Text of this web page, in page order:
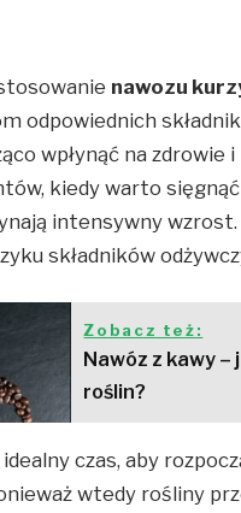
nawozu
odpowiednich
wpłynąć na zdrowie
kiedy warto
intensywny
składników
Zobacz też:
Nawóz z kawy
roślin?
czas, aby
wtedy rośliny